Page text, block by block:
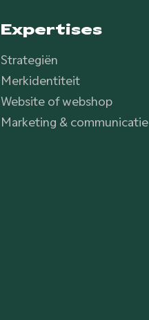
Expertises
Strategiën
Merkidentiteit
Website of webshop
Marketing & communicatie